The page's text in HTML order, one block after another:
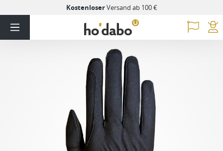
KostenloserVersand ab 100 €